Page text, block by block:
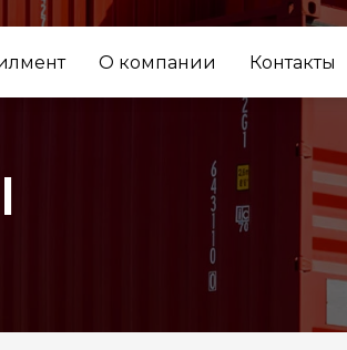
О компании Контакты
ВПЕРЕД